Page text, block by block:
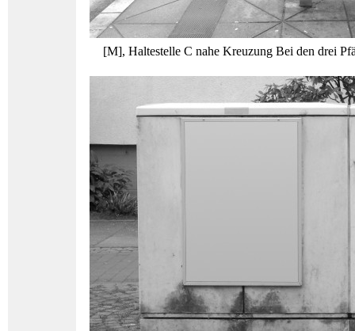
[M], Haltestelle C nahe Kreuzung Bei den drei